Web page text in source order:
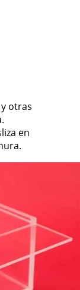
otras
en